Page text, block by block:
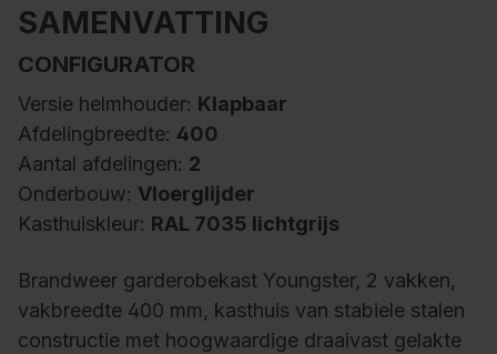
SAMENVATTING
CONFIGURATOR
Versie helmhouder: Klapbaar
Afdelingbreedte: 400
Aantal afdelingen: 2
Onderbouw: Vloerglijder
Kasthuiskleur: RAL 7035 lichtgrijs
Brandweer garderobekast Youngster, 2 vakken,
vakbreedte 400 mm, kasthuis van stabiele stalen
constructie met hoogwaardige draaivast gelakte